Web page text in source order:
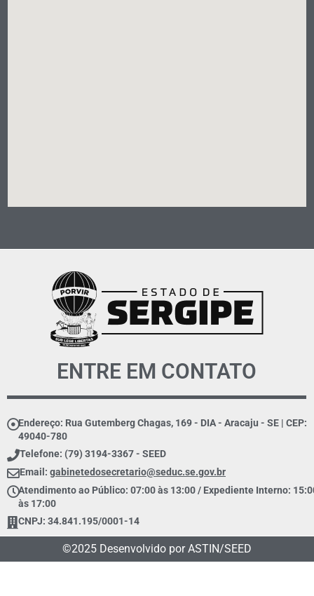
ENTRE EM CONTATO
Endereço: Rua Gutemberg Chagas, 169 - DIA - Aracaju - SE | CEP:
49040-780
Telefone: (79) 3194-3367 - SEED
Email: gabinetedosecretario@seduc.se.gov.br
Atendimento ao Público: 07:00 às 13:00 / Expediente Interno:
às 17:00
CNPJ: 34.841.195/0001-14
©2025 Desenvolvido por ASTIN/SEED